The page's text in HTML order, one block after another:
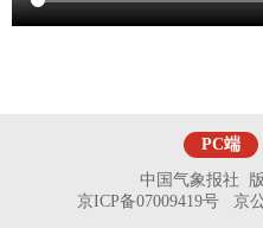
PC端
中国气象报社
京ICP备07009419号 京